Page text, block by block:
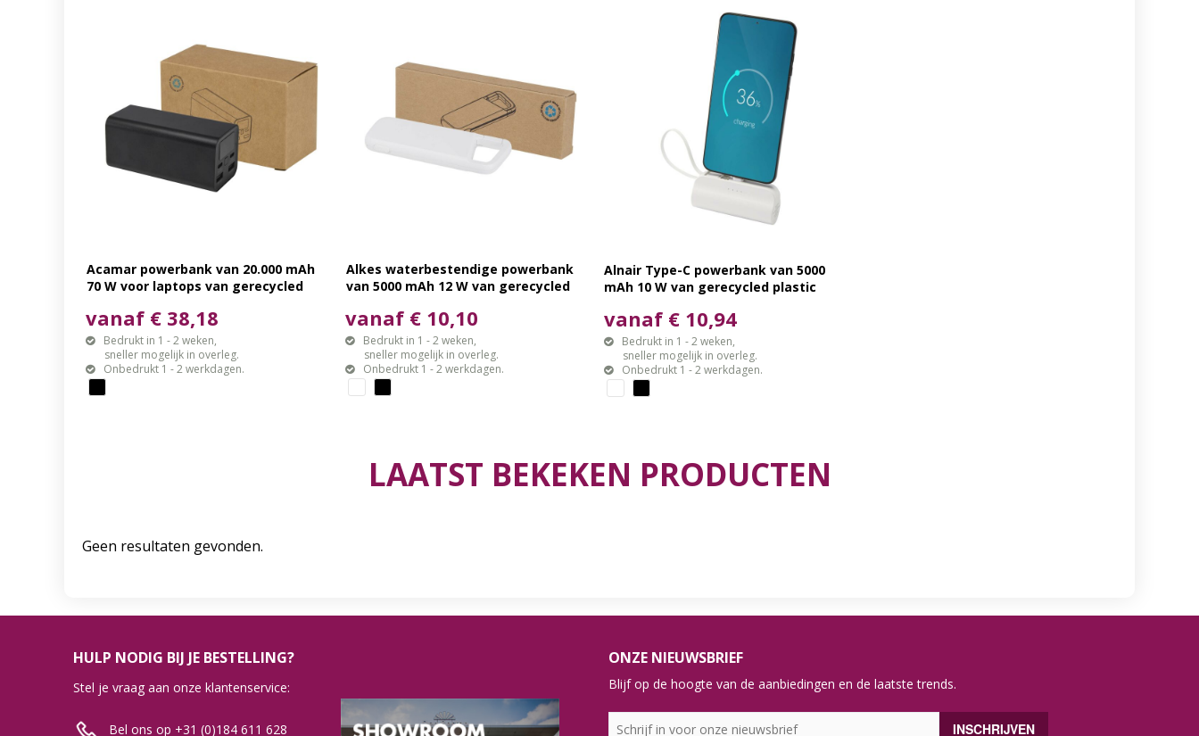
Acamar powerbank van 20.000 mAh
70 W voor laptops van gerecycled
vanaf € 38,18
Bedrukt in 1 - 2 weken,
sneller mogelijk in overleg.
Onbedrukt 1 - 2 werkdagen.
Alkes waterbestendige powerbank
van 5000 mAh 12 W van gerecycled
vanaf € 10,10
Bedrukt in 1 - 2 weken,
sneller mogelijk in overleg.
Onbedrukt 1 - 2 werkdagen.
Alnair Type-C powerbank van 5000
mAh 10 W van gerecycled plastic
2 in 1 kabel
vanaf € 10,94
Bedrukt in 1 - 2 weken,
sneller mogelijk in overleg.
Onbedrukt 1 - 2 werkdagen.
LAATST BEKEKEN PRODUCTEN
Geen resultaten gevonden.
HULP NODIG BIJ JE BESTELLING?
Stel je vraag aan onze klantenservice:
Bel ons op +31 (0)184 611 628
ONZE NIEUWSBRIEF
Blijf op de hoogte van de aanbiedingen en de laatste trends.